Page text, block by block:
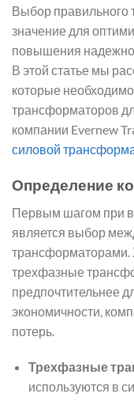
Выбор
значение для
повышения
В этой статье мы
которые
трансформаторов
компании Evernew
силовой
Определение
Первым шагом при
является выбор
трансформаторами.
трехфазные
предпочтительнее
экономичности,
потерь.
Трехфазные
используются в